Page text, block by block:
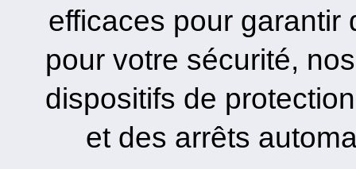
efficaces pour garantir
pour votre sécurité,
dispositifs de
et des arrêts